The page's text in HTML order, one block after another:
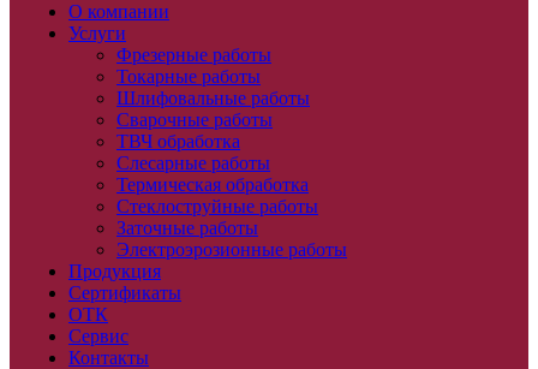
О компании
Услуги
Фрезерные работы
Токарные работы
Шлифовальные работы
Сварочные работы
ТВЧ обработка
Слесарные работы
Термическая обработка
Стеклоструйные работы
Заточные работы
Электроэрозионные работы
Продукция
Сертификаты
ОТК
Сервис
Контакты